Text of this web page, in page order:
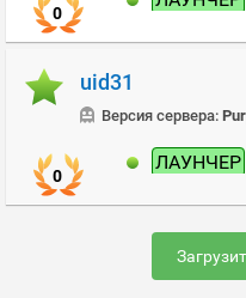
0
uid31
Версия сервера:
0
ЛАУНЧЕР